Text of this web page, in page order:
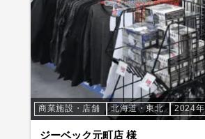
商業施設・店舗 北海道・東北 2024年
ジーベック元町店 様